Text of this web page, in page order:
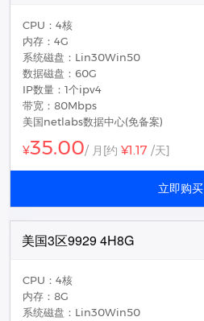
CPU：4核
内存：4G
系统磁盘：Lin30Win50
数据磁盘：60G
IP数量：1个ipv4
带宽：80Mbps
美国netlabs数据中心(免备案)
¥35.00/ 月 [约 ¥1.17 /天]
立即购买
美国3区9929 4H8G
CPU：4核
内存：8G
系统磁盘：Lin30Win50